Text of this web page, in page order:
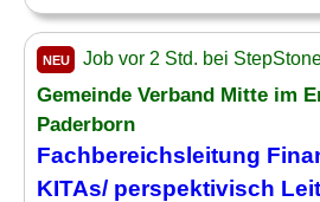
NEU Job vor 2 Std. bei
Gemeinde Verband Mitte im
Paderborn
Fachbereichsleitung
KITAs/ perspektivisch